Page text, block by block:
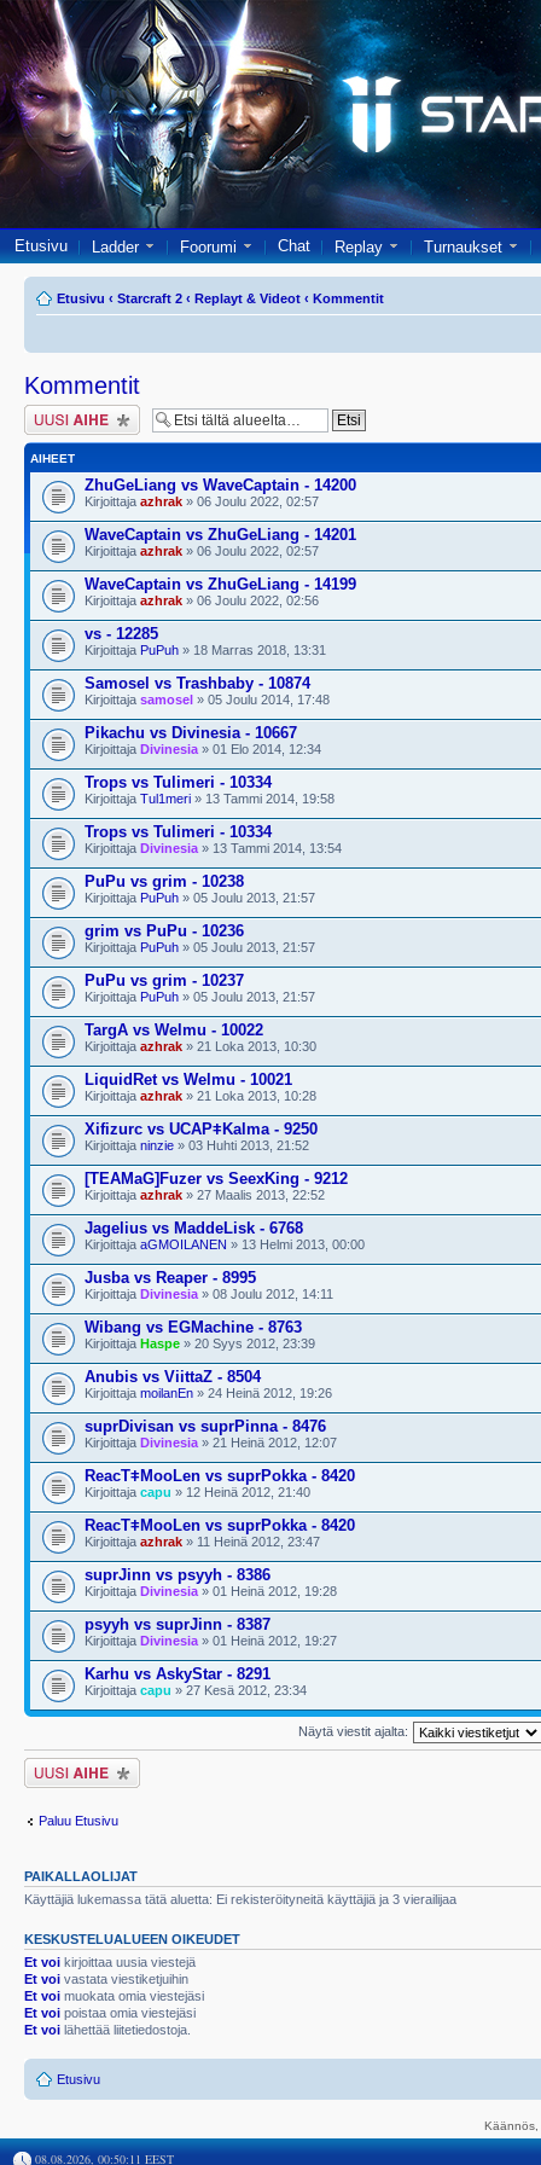
Etusivu Ladder Foorumi Chat Replay Turnaukset
Etusivu ‹ Starcraft 2 ‹ Replayt & Videot ‹ Kommentit
Kommentit
Lähetä uusi viesti
AIHEET
ZhuGeLiang vs WaveCaptain - 14200
Kirjoittaja azhrak » 06 Joulu 2022, 02:57
WaveCaptain vs ZhuGeLiang - 14201
Kirjoittaja azhrak » 06 Joulu 2022, 02:57
WaveCaptain vs ZhuGeLiang - 14199
Kirjoittaja azhrak » 06 Joulu 2022, 02:56
vs - 12285
Kirjoittaja PuPuh » 18 Marras 2018, 13:31
Samosel vs Trashbaby - 10874
Kirjoittaja samosel » 05 Joulu 2014, 17:48
Pikachu vs Divinesia - 10667
Kirjoittaja Divinesia » 01 Elo 2014, 12:34
Trops vs Tulimeri - 10334
Kirjoittaja Tul1meri » 13 Tammi 2014, 19:58
Trops vs Tulimeri - 10334
Kirjoittaja Divinesia » 13 Tammi 2014, 13:54
PuPu vs grim - 10238
Kirjoittaja PuPuh » 05 Joulu 2013, 21:57
grim vs PuPu - 10236
Kirjoittaja PuPuh » 05 Joulu 2013, 21:57
PuPu vs grim - 10237
Kirjoittaja PuPuh » 05 Joulu 2013, 21:57
TargA vs Welmu - 10022
Kirjoittaja azhrak » 21 Loka 2013, 10:30
LiquidRet vs Welmu - 10021
Kirjoittaja azhrak » 21 Loka 2013, 10:28
Xifizurc vs UCAPǂKalma - 9250
Kirjoittaja ninzie » 03 Huhti 2013, 21:52
[TEAMaG] Fuzer vs SeexKing - 9212
Kirjoittaja azhrak » 27 Maalis 2013, 22:52
Jagelius vs MaddeLisk - 6768
Kirjoittaja aGMOILANEN » 13 Helmi 2013, 00:00
Jusba vs Reaper - 8995
Kirjoittaja Divinesia » 08 Joulu 2012, 14:11
Wibang vs EGMachine - 8763
Kirjoittaja Haspe » 20 Syys 2012, 23:39
Anubis vs ViittaZ - 8504
Kirjoittaja moilanEn » 24 Heinä 2012, 19:26
suprDivisan vs suprPinna - 8476
Kirjoittaja Divinesia » 21 Heinä 2012, 12:07
ReacTǂMooLen vs suprPokka - 8420
Kirjoittaja capu » 12 Heinä 2012, 21:40
ReacTǂMooLen vs suprPokka - 8420
Kirjoittaja azhrak » 11 Heinä 2012, 23:47
suprJinn vs psyyh - 8386
Kirjoittaja Divinesia » 01 Heinä 2012, 19:28
psyyh vs suprJinn - 8387
Kirjoittaja Divinesia » 01 Heinä 2012, 19:27
Karhu vs AskyStar - 8291
Kirjoittaja capu » 27 Kesä 2012, 23:34
Näytä viestit ajalta:
Lähetä uusi viesti
Paluu Etusivu
PAIKALLAOLIJAT
Käyttäjiä lukemassa tätä aluetta: Ei rekisteröityneitä käyttäjiä ja 3 vierailijaa
KESKUSTELUALUEEN OIKEUDET
Et voi kirjoittaa uusia viestejä
Et voi vastata viestiketjuihin
Et voi muokata omia viestejäsi
Et voi poistaa omia viestejäsi
Et voi lähettää liitetiedostoja.
Etusivu
08.08.2026, 00:50:11 EEST